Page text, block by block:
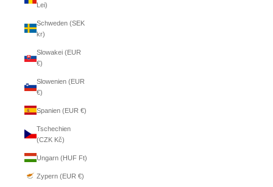
Lei)
Schweden (SEK
kr)
Slowakei (EUR
€)
Slowenien (EUR
€)
Spanien (EUR €)
Tschechien
(CZK Kč)
Ungarn (HUF Ft)
Zypern (EUR €)